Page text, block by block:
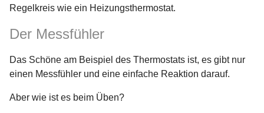
Regelkreis wie ein Heizungsthermostat.
Der Messfühler
Das Schöne am Beispiel des Thermostats ist, es gibt nur
einen Messfühler und eine einfache Reaktion darauf.
Aber wie ist es beim Üben?